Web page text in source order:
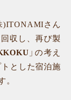
)ITONAMIさん
収し、再び製
」の考え
トとした宿泊施
。